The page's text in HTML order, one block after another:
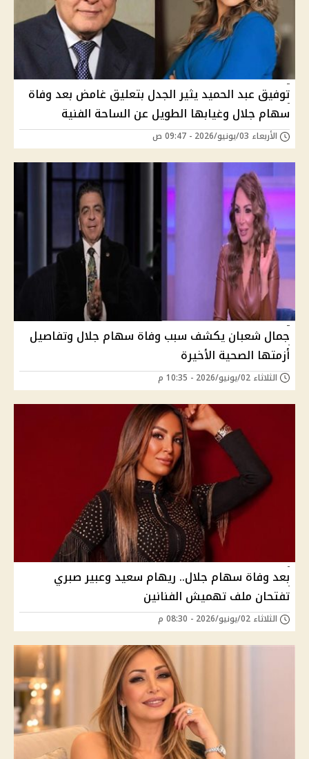
توفيق عبد الحميد يثير الجدل بتعليق غامض بعد وفاة
سهام جلال وغيابها الطويل عن الساحة الفنية
الأربعاء 03/يونيو/2026 - 09:47 ص
جمال شعبان يكشف سبب وفاة سهام جلال وتفاصيل
أزمتها الصحية الأخيرة
الثلاثاء 02/يونيو/2026 - 10:35 م
بعد وفاة سهام جلال.. ريهام سعيد وعبير صبري
تفتحان ملف تهميش الفنانين
الثلاثاء 02/يونيو/2026 - 08:30 م